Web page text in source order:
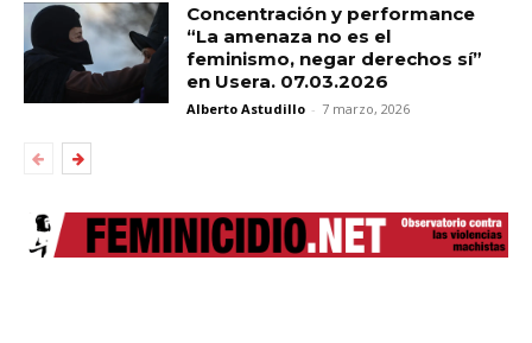
Concentración y performance
“La amenaza no es el
feminismo, negar derechos sí”
en Usera. 07.03.2026
Alberto Astudillo - 7 marzo, 2026